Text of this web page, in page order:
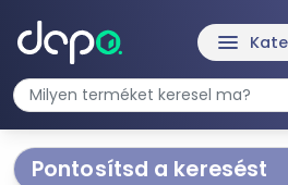
menu
Pontosítsd a keresést